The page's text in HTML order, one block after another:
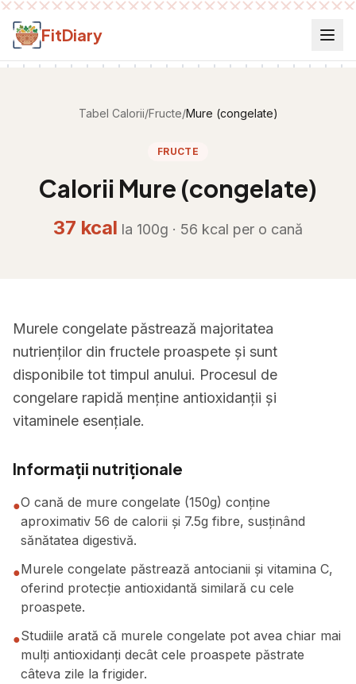
Salt la conținut
FitDiary
Tabel Calorii/Fructe/Mure (congelate)
FRUCTE
Calorii Mure (congelate)
37 kcal la 100g · 56 kcal per o cană
Murele congelate păstrează majoritatea
nutrienților din fructele proaspete și sunt
disponibile tot timpul anului. Procesul de
congelare rapidă menține antioxidanții și
vitaminele esențiale.
Informații nutriționale
●O cană de mure congelate (150g) conține
aproximativ 56 de calorii și 7.5g fibre, susținând
sănătatea digestivă.
●Murele congelate păstrează antocianii și vitamina C,
oferind protecție antioxidantă similară cu cele
proaspete.
●Studiile arată că murele congelate pot avea chiar mai
mulți antioxidanți decât cele proaspete păstrate
câteva zile la frigider.